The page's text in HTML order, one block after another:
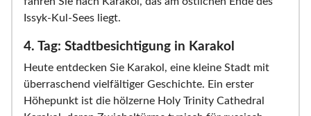
Issyk-Kul-Sees liegt.
4. Tag: Stadtbesichtigung in Karakol
Heute entdecken Sie Karakol, eine kleine Stadt mit
überraschend vielfältiger Geschichte. Ein erster
Höhepunkt ist die hölzerne Holy Trinity Cathedral